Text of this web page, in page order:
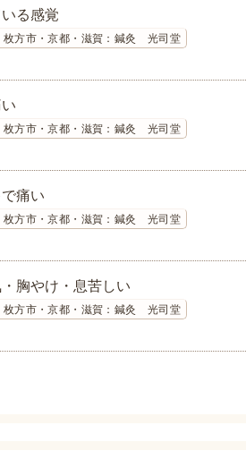
る感覚
枚方市・京都・滋賀：鍼灸 光司堂
枚方市・京都・滋賀：鍼灸 光司堂
痛い
枚方市・京都・滋賀：鍼灸 光司堂
胸やけ・息苦しい
枚方市・京都・滋賀：鍼灸 光司堂